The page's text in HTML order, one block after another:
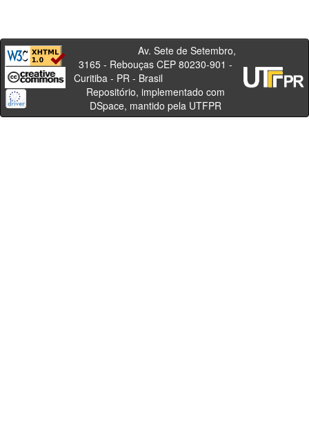
Av. Sete de Setembro,
3165 - Rebouças CEP 80230-901 -
Curitiba - PR - Brasil
Repositório, implementado com
DSpace, mantido pela UTFPR